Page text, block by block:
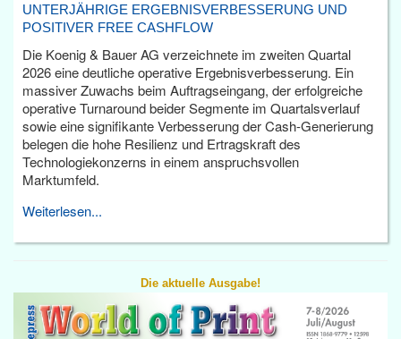
UNTERJÄHRIGE ERGEBNISVERBESSERUNG UND
POSITIVER FREE CASHFLOW
Die Koenig & Bauer AG verzeichnete im zweiten Quartal
2026 eine deutliche operative Ergebnisverbesserung. Ein
massiver Zuwachs beim Auftragseingang, der erfolgreiche
operative Turnaround beider Segmente im Quartalsverlauf
sowie eine signifikante Verbesserung der Cash-Generierung
belegen die hohe Resilienz und Ertragskraft des
Technologiekonzerns in einem anspruchsvollen
Marktumfeld.
Weiterlesen...
Die aktuelle Ausgabe!